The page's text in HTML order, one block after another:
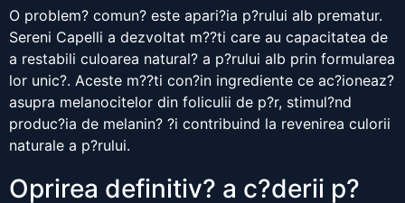
O problem? comun? este apari?ia p?rului alb prematur.
Sereni Capelli a dezvoltat m??ti care au capacitatea de
a restabili culoarea natural? a p?rului alb prin formularea
lor unic?. Aceste m??ti con?in ingrediente ce ac?ioneaz?
asupra melanocitelor din foliculii de p?r, stimul?nd
produc?ia de melanin? ?i contribuind la revenirea culorii
naturale a p?rului.
Oprirea definitiv? a c?derii p?